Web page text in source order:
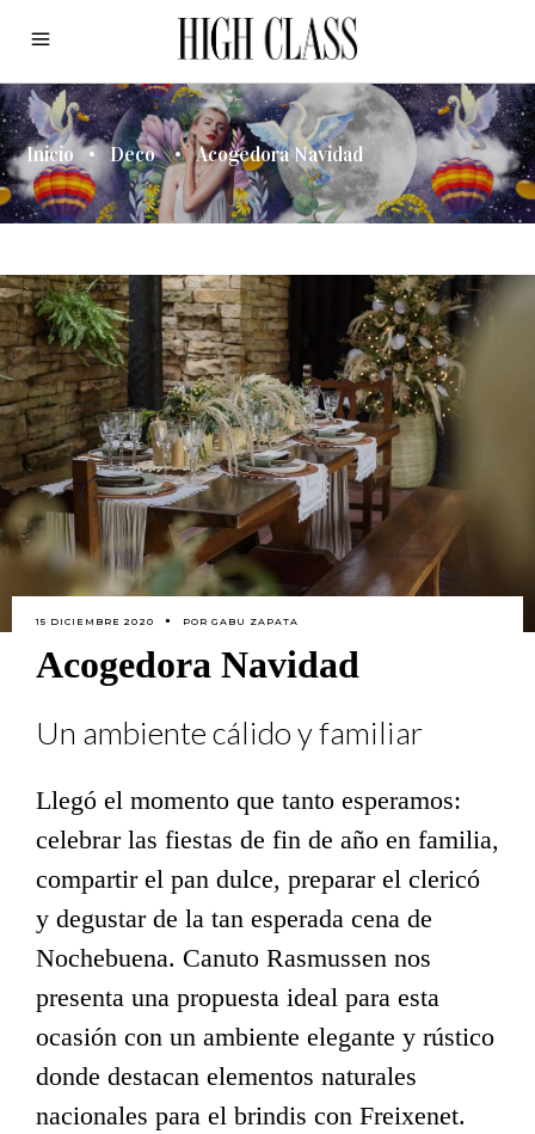
Inicio • Deco • Acogedora Navidad
15 DICIEMBRE 2020 PORGABU ZAPATA
Acogedora Navidad
Un ambiente cálido y familiar
Llegó el momento que tanto esperamos:
celebrar las fiestas de fin de año en familia,
compartir el pan dulce, preparar el clericó
y degustar de la tan esperada cena de
Nochebuena. Canuto Rasmussen nos
presenta una propuesta ideal para esta
ocasión con un ambiente elegante y rústico
donde destacan elementos naturales
nacionales para el brindis con Freixenet.